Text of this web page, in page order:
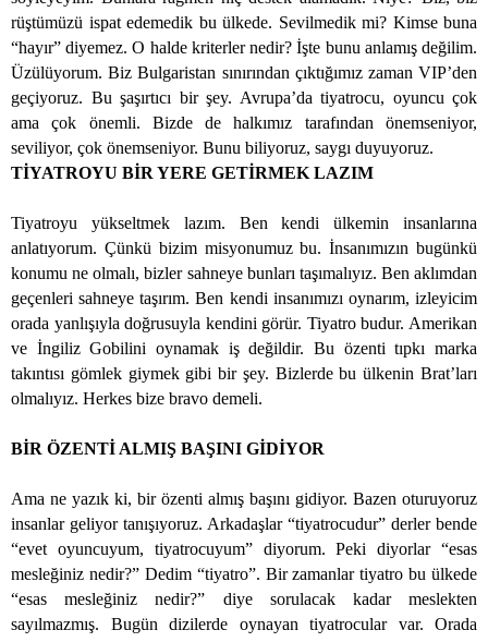
rüştümüzü ispat edemedik bu ülkede. Sevilmedik mi? Kimse buna
“hayır” diyemez. O halde kriterler nedir? İşte bunu anlamış değilim.
Üzülüyorum. Biz Bulgaristan sınırından çıktığımız zaman VIP’den
geçiyoruz. Bu şaşırtıcı bir şey. Avrupa’da tiyatrocu, oyuncu çok
ama çok önemli. Bizde de halkımız tarafından önemseniyor,
seviliyor, çok önemseniyor. Bunu biliyoruz, saygı duyuyoruz.
TİYATROYU BİR YERE GETİRMEK LAZIM
Tiyatroyu yükseltmek lazım. Ben kendi ülkemin insanlarına
anlatıyorum. Çünkü bizim misyonumuz bu. İnsanımızın bugünkü
konumu ne olmalı, bizler sahneye bunları taşımalıyız. Ben aklımdan
geçenleri sahneye taşırım. Ben kendi insanımızı oynarım, izleyicim
orada yanlışıyla doğrusuyla kendini görür. Tiyatro budur. Amerikan
ve İngiliz Gobilini oynamak iş değildir. Bu özenti tıpkı marka
takıntısı gömlek giymek gibi bir şey. Bizlerde bu ülkenin Brat’ları
olmalıyız. Herkes bize bravo demeli.
BİR ÖZENTİ ALMIŞ BAŞINI GİDİYOR
Ama ne yazık ki, bir özenti almış başını gidiyor. Bazen oturuyoruz
insanlar geliyor tanışıyoruz. Arkadaşlar “tiyatrocudur” derler bende
“evet oyuncuyum, tiyatrocuyum” diyorum. Peki diyorlar “esas
mesleğiniz nedir?” Dedim “tiyatro”. Bir zamanlar tiyatro bu ülkede
“esas mesleğiniz nedir?” diye sorulacak kadar meslekten
sayılmazmış. Bugün dizilerde oynayan tiyatrocular var. Orada